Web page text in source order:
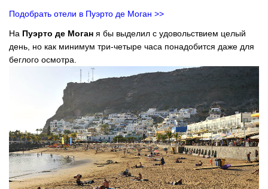
Подобрать отели в Пуэрто де Моган >>
На Пуэрто де Моган я бы выделил с удовольствием целый
день, но как минимум три-четыре часа понадобится даже для
беглого осмотра.